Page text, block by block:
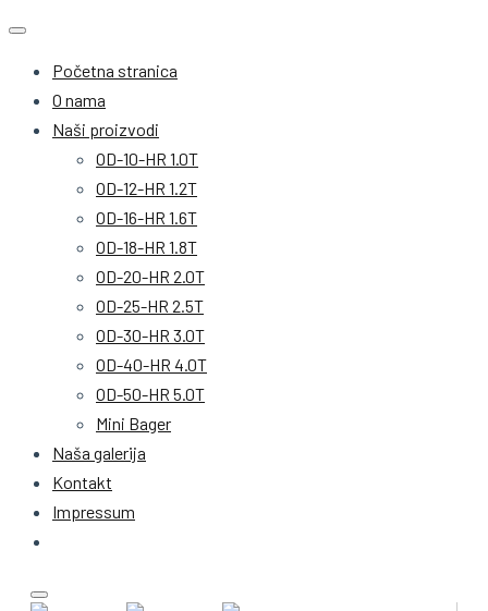
Početna stranica
O nama
Naši proizvodi
OD-10-HR 1.0T
OD-12-HR 1.2T
OD-16-HR 1.6T
OD-18-HR 1.8T
OD-20-HR 2.0T
OD-25-HR 2.5T
OD-30-HR 3.0T
OD-40-HR 4.0T
OD-50-HR 5.0T
Mini Bager
Naša galerija
Kontakt
Impressum